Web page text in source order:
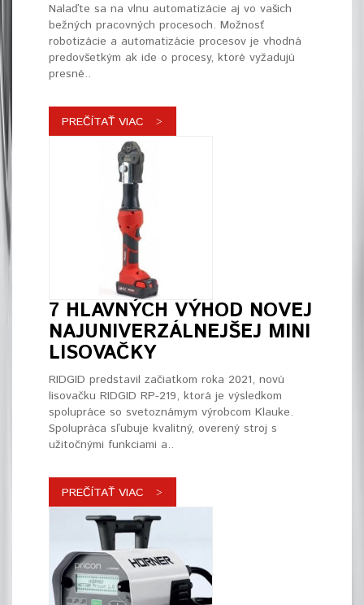
Nalaďte sa na vlnu automatizácie aj vo vašich
bežných pracovných procesoch. Možnosť
robotizácie a automatizácie procesov je vhodná
predovšetkým ak ide o procesy, ktoré vyžadujú
presné..
PREČÍTAŤ VIAC
7 HLAVNÝCH VÝHOD NOVEJ
NAJUNIVERZÁLNEJŠEJ MINI
LISOVAČKY
RIDGID predstavil začiatkom roka 2021, novú
lisovačku RIDGID RP-219, ktorá je výsledkom
spolupráce so svetoznámym výrobcom Klauke.
Spolupráca sľubuje kvalitný, overený stroj s
užitočnými funkciami a..
PREČÍTAŤ VIAC